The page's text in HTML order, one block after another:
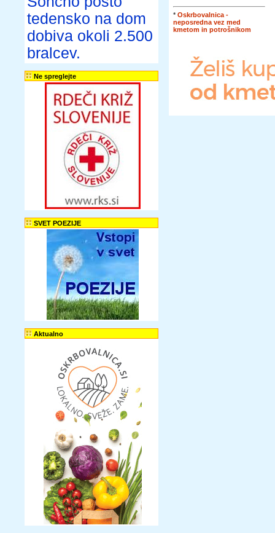
tedensko na dom
dobiva okoli 2.500
bralcev.
Ne spreglejte
SVET POEZIJE
Aktualno
* Oskrbovalnica -
neposredna vez med
kmetom in potrošnikom